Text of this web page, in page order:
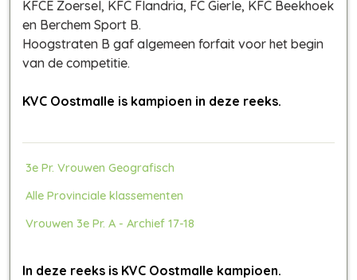
KFCE Zoersel, KFC Flandria, FC Gierle, KFC Beekhoek
en Berchem Sport B.
Hoogstraten B gaf algemeen forfait voor het begin
van de competitie.
KVC Oostmalle is kampioen in deze reeks.
3e Pr. Vrouwen Geografisch
Alle Provinciale klassementen
Vrouwen 3e Pr. A - Archief 17-18
In deze reeks is KVC Oostmalle kampioen.